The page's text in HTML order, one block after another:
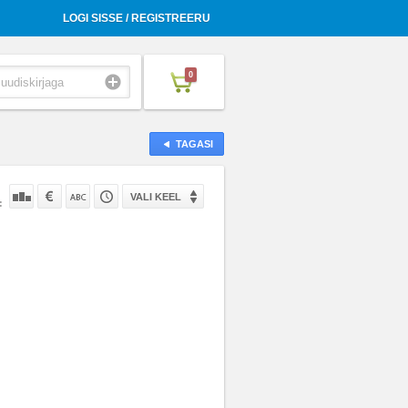
LOGI SISSE / REGISTREERU
0
TAGASI
VALI KEEL